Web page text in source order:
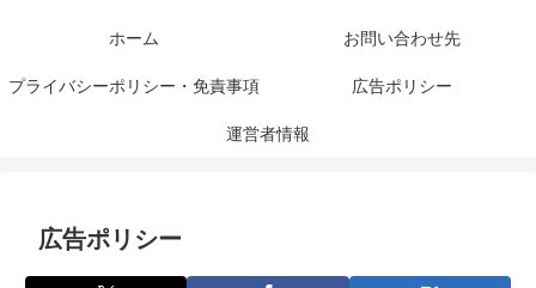
ホーム お問い合わせ先
プライバシーポリシー・免責事項 広告ポリシー
運営者情報
広告ポリシー